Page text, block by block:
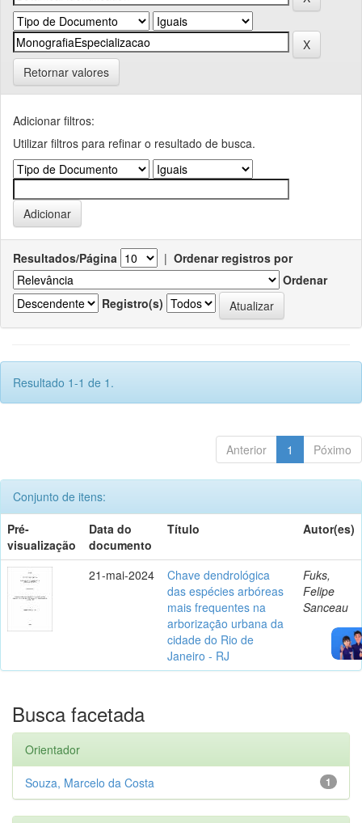
Retornar valores
Adicionar filtros:
Utilizar filtros para refinar o resultado de busca.
Resultados/Página | Ordenar registros por
Ordenar
Registro(s)
Resultado 1-1 de 1.
Anterior 1 Póximo
Conjunto de itens:
Pré-
visualização
Data do
documento
Título Autor(es)
21-mai-2024
Chave dendrológica
das espécies arbóreas
mais frequentes na
arborização urbana da
cidade do Rio de
Janeiro - RJ
Fuks,
Felipe
Sanceau
Busca facetada
Orientador
1
Souza, Marcelo da Costa